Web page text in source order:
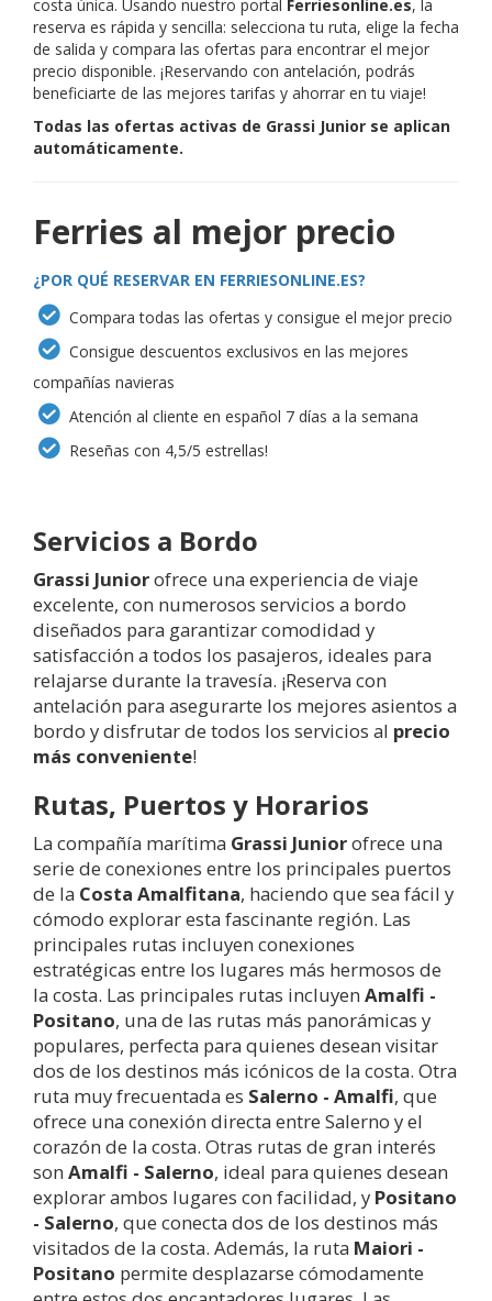
costa única. Usando nuestro portal Ferriesonline.es, la
reserva es rápida y sencilla: selecciona tu ruta, elige la fecha
de salida y compara las ofertas para encontrar el mejor
precio disponible. ¡Reservando con antelación, podrás
beneficiarte de las mejores tarifas y ahorrar en tu viaje!
Todas las ofertas activas de Grassi Junior se aplican
automáticamente.
Ferries al mejor precio
¿POR QUÉ RESERVAR EN FERRIESONLINE.ES?
Compara todas las ofertas y consigue el mejor precio
Consigue descuentos exclusivos en las mejores
compañías navieras
Atención al cliente en español 7 días a la semana
Reseñas con 4,5/5 estrellas!
Servicios a Bordo
Grassi Juniorofrece una experiencia de viaje
excelente, con numerosos servicios a bordo
diseñados para garantizar comodidad y
satisfacción a todos los pasajeros, ideales para
relajarse durante la travesía. ¡Reserva con
antelación para asegurarte los mejores asientos a
bordo y disfrutar de todos los servicios al precio
más conveniente!
Rutas, Puertos y Horarios
La compañía marítima Grassi Juniorofrece una
serie de conexiones entre los principales puertos
de la Costa Amalfitana, haciendo que sea fácil y
cómodo explorar esta fascinante región. Las
principales rutas incluyen conexiones
estratégicas entre los lugares más hermosos de
la costa. Las principales rutas incluyen Amalfi -
Positano, una de las rutas más panorámicas y
populares, perfecta para quienes desean visitar
dos de los destinos más icónicos de la costa. Otra
ruta muy frecuentada es Salerno - Amalfi, que
ofrece una conexión directa entre Salerno y el
corazón de la costa. Otras rutas de gran interés
son Amalfi - Salerno, ideal para quienes desean
explorar ambos lugares con facilidad, y Positano
- Salerno, que conecta dos de los destinos más
visitados de la costa. Además, la ruta Maiori -
Positano permite desplazarse cómodamente